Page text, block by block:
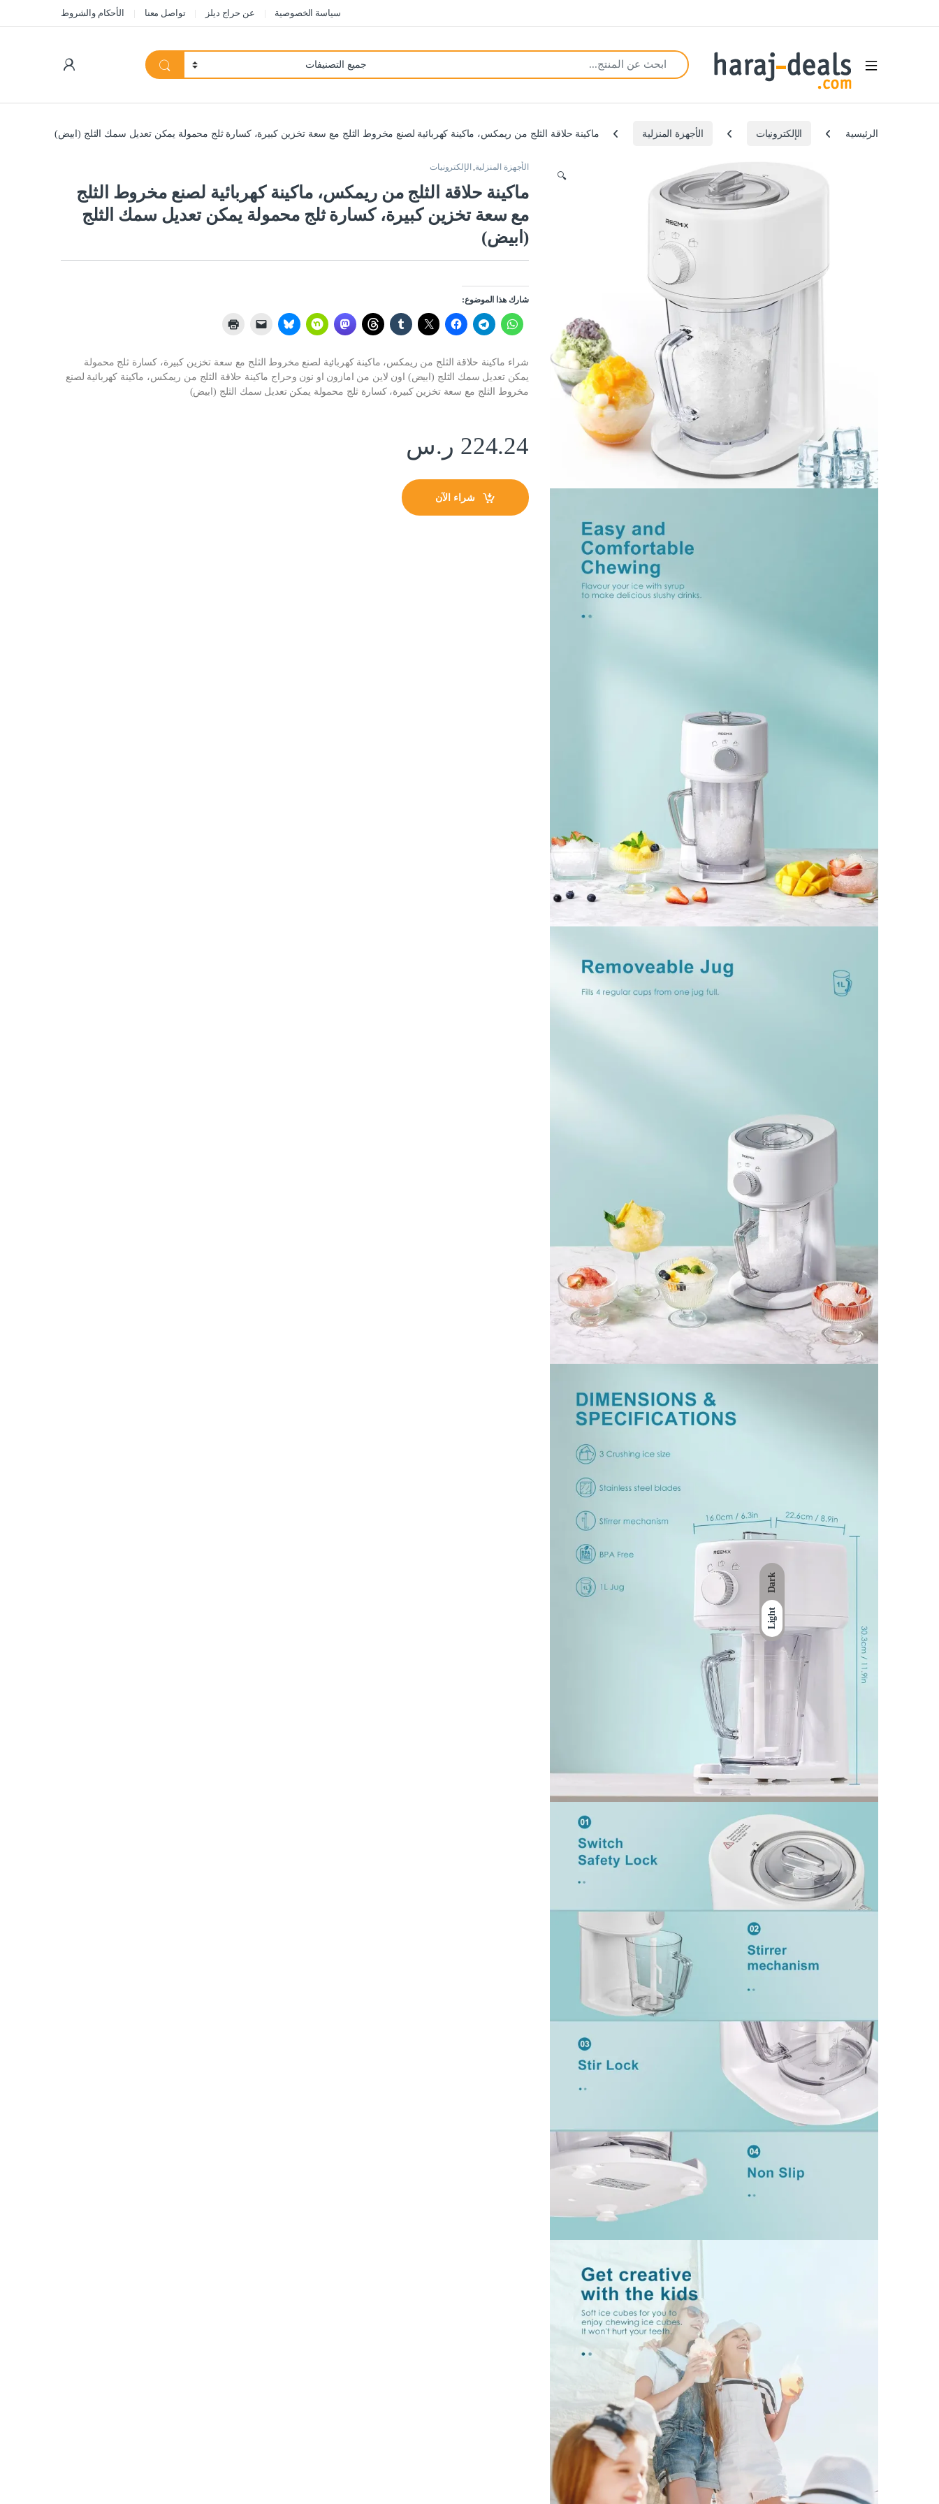
Dark
Light
سياسة الخصوصية عن حراج ديلز تواصل معنا الأحكام والشروط
Open
Search for:
الرئيسية الإلكترونيات الأجهزة المنزلية ماكينة حلاقة الثلج من ريمكس، ماكينة كهربائية لصنع مخروط الثلج مع سعة تخزين كبيرة، كسارة ثلج محمولة يمكن تعديل سمك الثلج (ابيض)
🔍
الأجهزة المنزلية, الإلكترونيات
ماكينة حلاقة الثلج من ريمكس، ماكينة كهربائية لصنع مخروط الثلج
مع سعة تخزين كبيرة، كسارة ثلج محمولة يمكن تعديل سمك الثلج
(ابيض)
شارك هذا الموضوع:
شراء ماكينة حلاقة الثلج من ريمكس، ماكينة كهربائية لصنع مخروط الثلج مع سعة تخزين كبيرة، كسارة ثلج محمولة
يمكن تعديل سمك الثلج (ابيض) اون لاين من امازون او نون وحراج ماكينة حلاقة الثلج من ريمكس، ماكينة كهربائية لصنع
مخروط الثلج مع سعة تخزين كبيرة، كسارة ثلج محمولة يمكن تعديل سمك الثلج (ابيض)
224.24 ر.س
شراء الآن